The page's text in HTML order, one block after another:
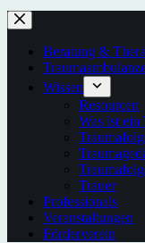
Beratung &
Wissen
Resourcen
Was ist ein
Trauer
Professionals
Veranstaltungen
Förderverein